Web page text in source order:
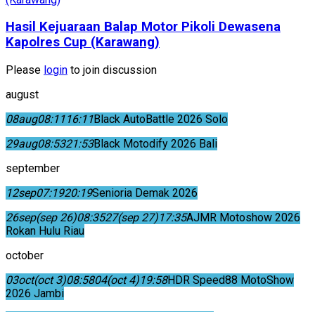
Hasil Kejuaraan Balap Motor Pikoli Dewasena
Kapolres Cup (Karawang)
Please login to join discussion
august
08aug08:1116:11Black AutoBattle 2026 Solo
29aug08:5321:53Black Motodify 2026 Bali
september
12sep07:1920:19Senioria Demak 2026
26sep(sep 26)08:3527(sep 27)17:35AJMR Motoshow 2026
Rokan Hulu Riau
october
03oct(oct 3)08:5804(oct 4)19:58HDR Speed88 MotoShow
2026 Jambi